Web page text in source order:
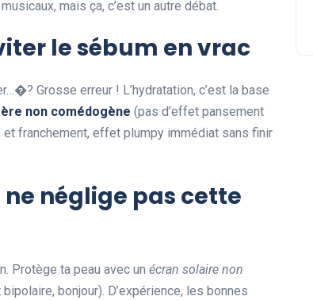
mais ça, c’est un autre débat.
le sébum en vrac
Grosse erreur ! L’hydratation, c’est la base
non comédogène (pas d’effet pansement
et franchement, effet plumpy immédiat sans finir
néglige pas cette
Protège ta peau avec un écran solaire non
bonjour). D’expérience, les bonnes